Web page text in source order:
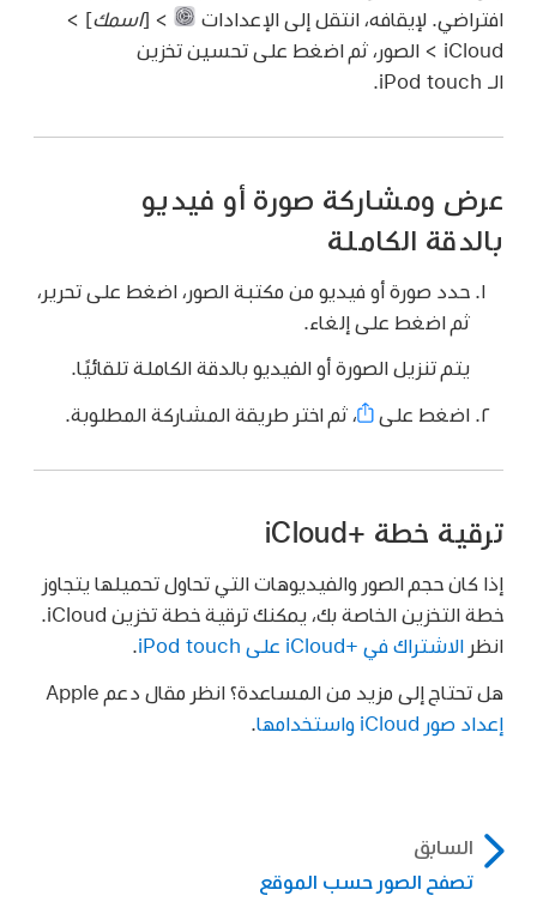
افتراضي. لإيقافه، انتقل إلى الإعدادات
> [اسمك] >
iCloud > الصور، ثم اضغط على تحسين تخزين
الـ iPod touch.
عرض ومشاركة صورة أو فيديو
بالدقة الكاملة
حدد صورة أو فيديو من مكتبة الصور، اضغط على تحرير،
ثم اضغط على إلغاء.
يتم تنزيل الصورة أو الفيديو بالدقة الكاملة تلقائيًا.
اضغط على ،ثم اختر طريقة المشاركة المطلوبة.
ترقية خطة iCloud+‎
إذا كان حجم الصور والفيديوهات التي تحاول تحميلها يتجاوز
انظر الاشتراك في iCloud+‎ على iPod touch
هل تحتاج إلى مزيد من المساعدة؟ انظر مقال دعم Apple
إعداد صور iCloud واستخدامها
السابق
تصفح الصور حسب الموقع